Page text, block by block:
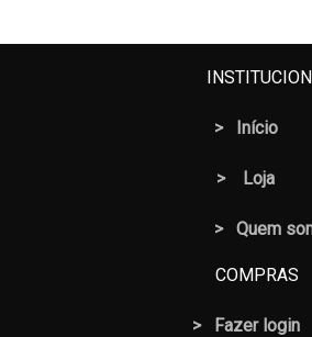
> Início
> Loja
> Quem
COMPRAS
> Fazer login